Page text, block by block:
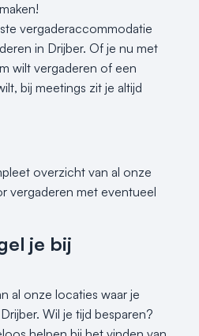
vergaderaccommodatie
in Drijber. Of je nu met
wilt vergaderen of een
bij meetings zit je altijd
overzicht van al onze
vergaderen met eventueel
je bij
al onze locaties waar je
Wil je tijd besparen?